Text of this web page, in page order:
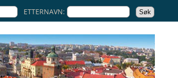
ETTERNAVN: